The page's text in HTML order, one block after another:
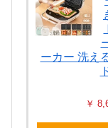
ーカー 洗え
￥